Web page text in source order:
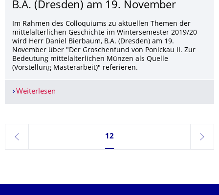
B.A. (Dresden) am 19. November
Im Rahmen des Colloquiums zu aktuellen Themen der
mittelalterlichen Geschichte im Wintersemester 2019/20
wird Herr Daniel Bierbaum, B.A. (Dresden) am 19.
November über "Der Groschenfund von Ponickau II. Zur
Bedeutung mittelalterlichen Münzen als Quelle
(Vorstellung Masterarbeit)​​​​​​​" referieren.
Weiterlesen
zurück
Seite 12, aktuell ausgewählt
12
weiter